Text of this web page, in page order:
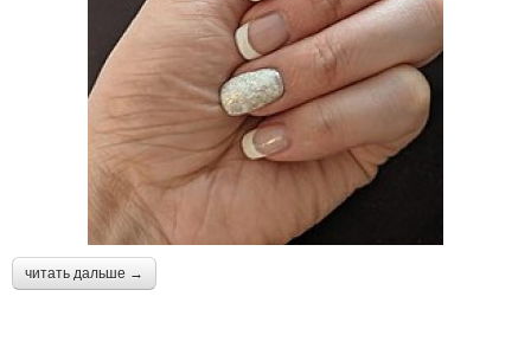
читать дальше →